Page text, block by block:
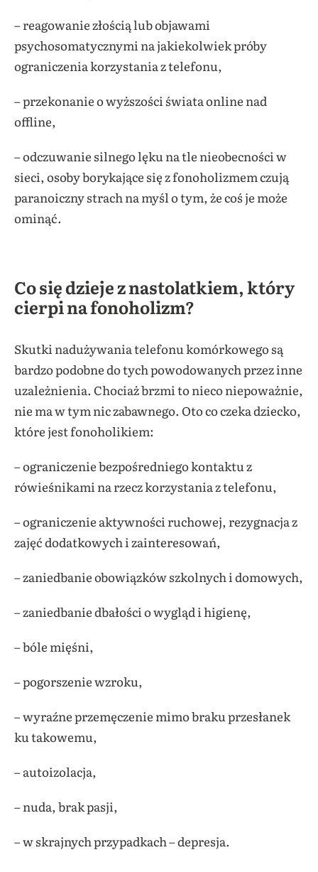
– reagowanie złością lub objawami
psychosomatycznymi na jakiekolwiek próby
ograniczenia korzystania z telefonu,
– przekonanie o wyższości świata online nad
offline,
– odczuwanie silnego lęku na tle nieobecności w
sieci, osoby borykające się z fonoholizmem czują
paranoiczny strach na myśl o tym, że coś je może
ominąć.
Co się dzieje z nastolatkiem, który
cierpi na fonoholizm?
Skutki nadużywania telefonu komórkowego są
bardzo podobne do tych powodowanych przez inne
uzależnienia. Chociaż brzmi to nieco niepoważnie,
nie ma w tym nic zabawnego. Oto co czeka dziecko,
które jest fonoholikiem:
– ograniczenie bezpośredniego kontaktu z
rówieśnikami na rzecz korzystania z telefonu,
– ograniczenie aktywności ruchowej, rezygnacja z
zajęć dodatkowych i zainteresowań,
– zaniedbanie obowiązków szkolnych i domowych,
– zaniedbanie dbałości o wygląd i higienę,
– bóle mięśni,
– pogorszenie wzroku,
– wyraźne przemęczenie mimo braku przesłanek
ku takowemu,
– autoizolacja,
– nuda, brak pasji,
– w skrajnych przypadkach – depresja.